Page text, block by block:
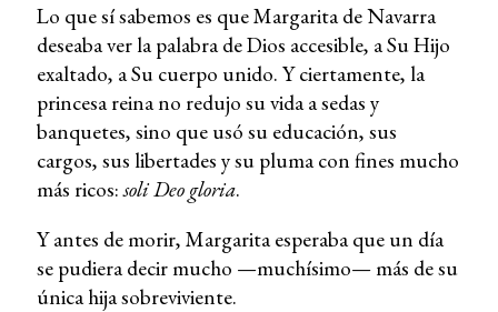
Lo que sí sabemos es que Margarita de Navarra
deseaba ver la palabra de Dios accesible, a Su Hijo
exaltado, a Su cuerpo unido. Y ciertamente, la
princesa reina no redujo su vida a sedas y
banquetes, sino que usó su educación, sus
cargos, sus libertades y su pluma con fines mucho
más ricos:soli Deo gloria.
Y antes de morir, Margarita esperaba que un día
se pudiera decir mucho —muchísimo— más de su
única hija sobreviviente.